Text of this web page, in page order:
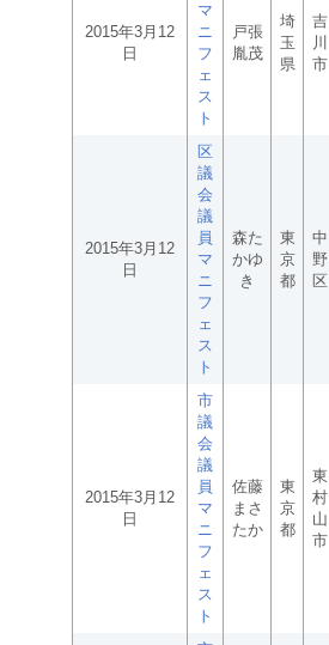
2015年3月12
日
マ
ニ
フ
ェ
ス
ト
戸張
胤茂
埼
玉
県
吉
川
市
2015年3月12
日
区
議
会
議
員
マ
ニ
フ
ェ
ス
ト
森た
かゆ
き
東
京
都
中
野
区
2015年3月12
日
市
議
会
議
員
マ
ニ
フ
ェ
ス
ト
佐藤
まさ
たか
東
京
都
東
村
山
市